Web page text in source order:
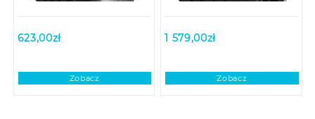
623,00zł
Zobacz
1 579,00zł
Zobacz